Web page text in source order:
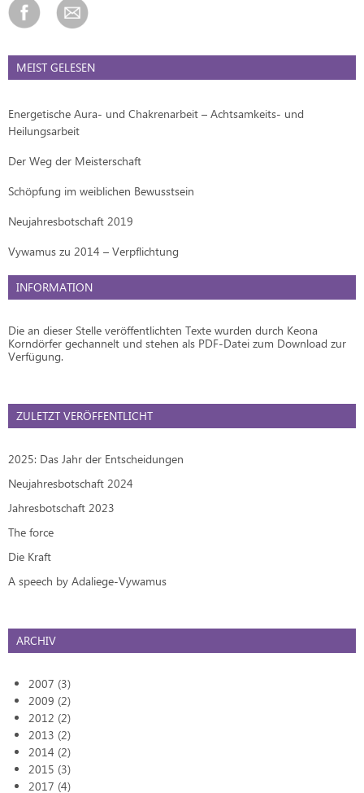
MEIST GELESEN
Energetische Aura- und Chakrenarbeit – Achtsamkeits- und
Heilungsarbeit
Der Weg der Meisterschaft
Schöpfung im weiblichen Bewusstsein
Neujahresbotschaft 2019
Vywamus zu 2014 – Verpflichtung
INFORMATION
Die an dieser Stelle veröffentlichten Texte wurden durch Keona
Korndörfer gechannelt und stehen als PDF-Datei zum Download zur
Verfügung.
ZULETZT VERÖFFENTLICHT
2025: Das Jahr der Entscheidungen
Neujahresbotschaft 2024
Jahresbotschaft 2023
The force
Die Kraft
A speech by Adaliege-Vywamus
ARCHIV
2007 (3)
2009 (2)
2012 (2)
2013 (2)
2014 (2)
2015 (3)
2017 (4)